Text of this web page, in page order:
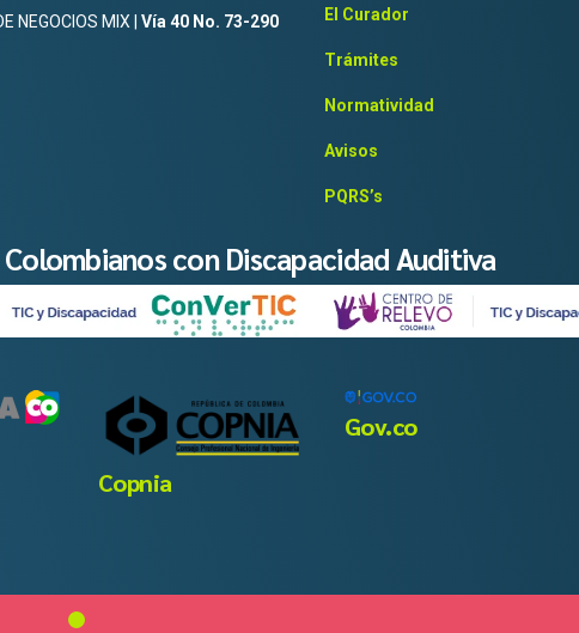
NEGOCIOS MIX |Vía 40 No. 73-290
El Curador
Trámites
Normatividad
Avisos
PQRS’s
con Discapacidad Auditiva
Copnia
Gov.co